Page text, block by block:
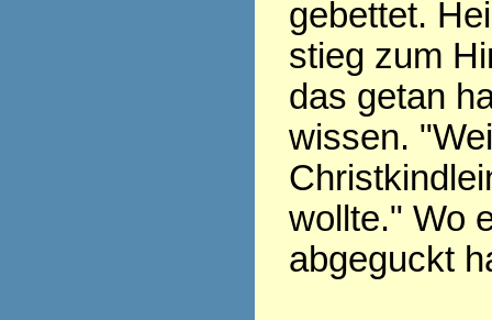
gebettet.
stieg zum
das getan
wissen.
wollte." Wo
abgeguckt